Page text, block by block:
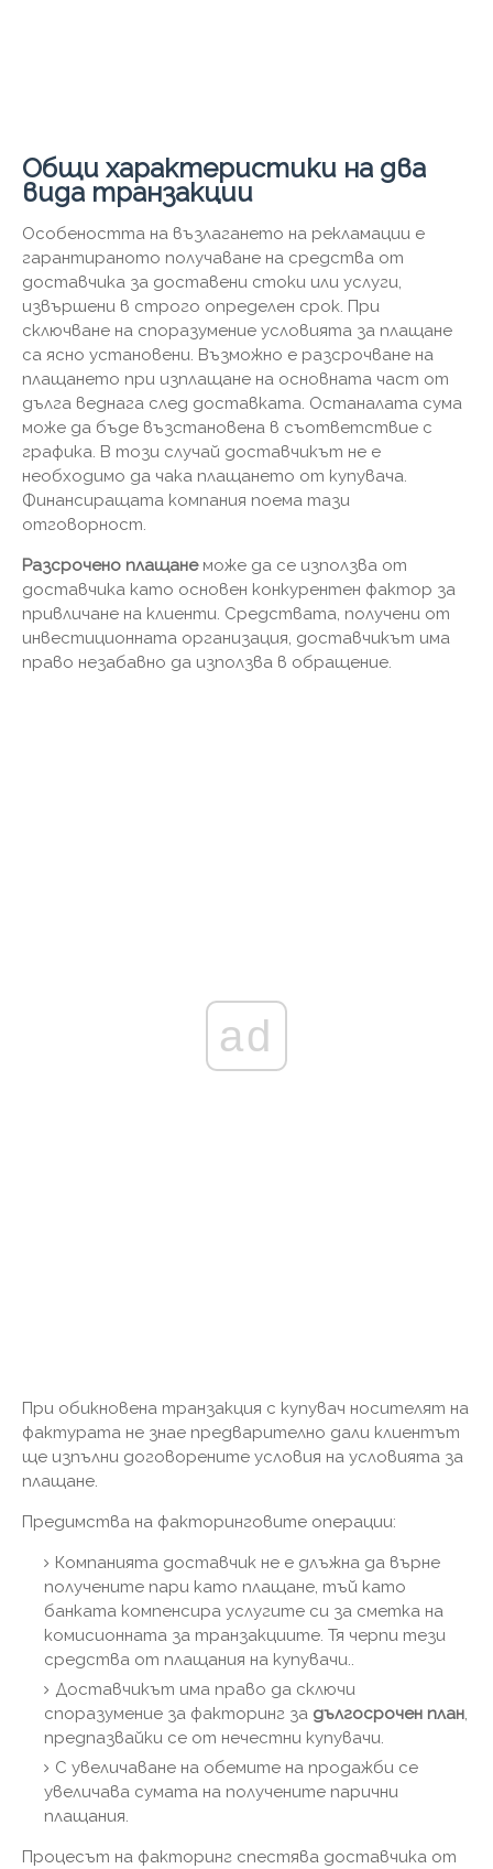
Общи характеристики на два
вида транзакции
Особеността на възлагането на рекламации е
гарантираното получаване на средства от
доставчика за доставени стоки или услуги,
извършени в строго определен срок. При
сключване на споразумение условията за плащане
са ясно установени. Възможно е разсрочване на
плащането при изплащане на основната част от
дълга веднага след доставката. Останалата сума
може да бъде възстановена в съответствие с
графика. В този случай доставчикът не е
необходимо да чака плащането от купувача.
Финансиращата компания поема тази
отговорност.
Разсрочено плащанеможе да се използва от
доставчика като основен конкурентен фактор за
привличане на клиенти. Средствата, получени от
инвестиционната организация, доставчикът има
право незабавно да използва в обращение.
ad
При обикновена транзакция с купувач носителят на
фактурата не знае предварително дали клиентът
ще изпълни договорените условия на условията за
плащане.
Предимства на факторинговите операции:
Компанията доставчик не е длъжна да върне
получените пари като плащане, тъй като
банката компенсира услугите си за сметка на
комисионната за транзакциите. Тя черпи тези
средства от плащания на купувачи..
Доставчикът има право да сключи
споразумение за факторинг за дългосрочен план,
предпазвайки се от нечестни купувачи.
С увеличаване на обемите на продажби се
увеличава сумата на получените парични
плащания.
Процесът на факторинг спестява доставчика от